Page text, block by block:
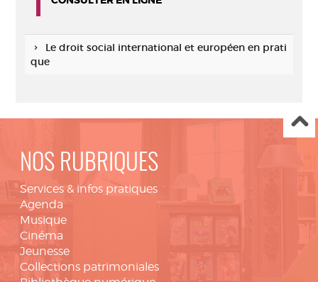
Le droit social international et européen en prati
que
NOS RUBRIQUES
Services & infos pratiques
Agenda
Musique
Cinéma
Jeunesse
Collections patrimoniales